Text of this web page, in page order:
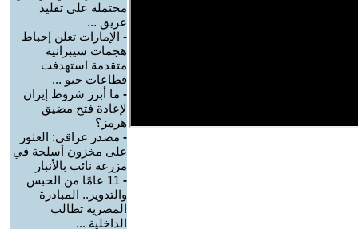
محتملة على تقليد
عريق ...
- الإمارات تعلن إحباط
هجمات سيبرانية
متقدمة استهدفت
قطاعات حيو ...
- ما أبرز شروط إيران
لإعادة فتح مضيق
هرمز؟
- مصدر عراقي: العثور
على مخزون أسلحة في
مزرعة نائب بالأنبار
-
11 عامًا من الحبس
والتدوير.. المبادرة
المصرية تطالب
الداخلية ...